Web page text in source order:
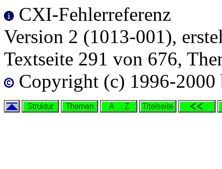
CXI-Fehlerreferenz
Version 2 (1013-001),
Textseite 291 von 676,
Copyright (c) 1996-